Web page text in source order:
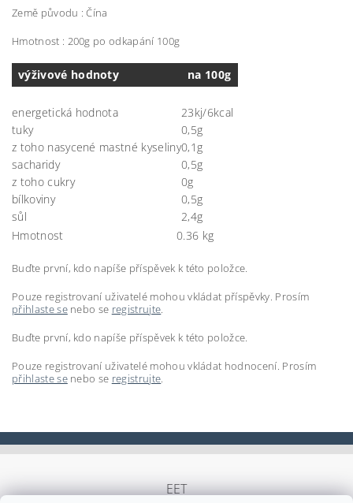
Země původu : Čína
Hmotnost : 200g po odkapání 100g
výživové hodnoty na 100g
energetická hodnota
23kj/6kcal
tuky
0,5g
z toho nasycené mastné kyseliny0,1g
sacharidy
0,5g
z toho cukry
0g
bílkoviny
0,5g
sůl
2,4g
Hmotnost
0.36 kg
Buďte první, kdo napíše příspěvek k této položce.
Pouze registrovaní uživatelé mohou vkládat příspěvky. Prosím
přihlaste senebo se registrujte.
Buďte první, kdo napíše příspěvek k této položce.
Pouze registrovaní uživatelé mohou vkládat hodnocení. Prosím
přihlaste senebo se registrujte.
EET